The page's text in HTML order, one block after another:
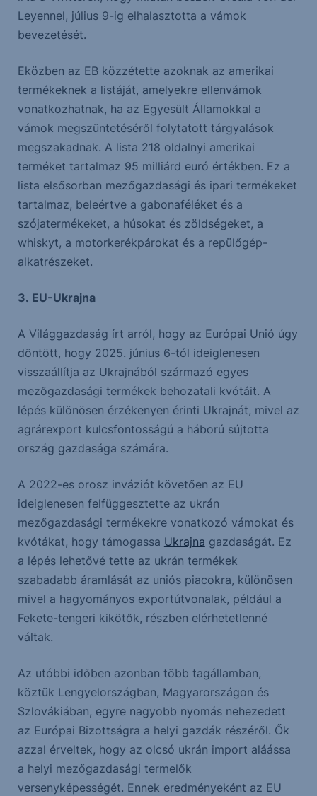
Leyennel, július 9-ig elhalasztotta a vámok
bevezetését.
Eközben az EB közzétette azoknak az amerikai
termékeknek a listáját, amelyekre ellenvámok
vonatkozhatnak, ha az Egyesült Államokkal a
vámok megszüntetéséről folytatott tárgyalások
megszakadnak. A lista 218 oldalnyi amerikai
terméket tartalmaz 95 milliárd euró értékben. Ez a
lista elsősorban mezőgazdasági és ipari termékeket
tartalmaz, beleértve a gabonaféléket és a
szójatermékeket, a húsokat és zöldségeket, a
whiskyt, a motorkerékpárokat és a repülőgép-
alkatrészeket.
3. EU-Ukrajna
A Világgazdaság írt arról, hogy az Európai Unió úgy
döntött, hogy 2025. június 6-tól ideiglenesen
visszaállítja az Ukrajnából származó egyes
mezőgazdasági termékek behozatali kvótáit. A
lépés különösen érzékenyen érinti Ukrajnát, mivel az
agrárexport kulcsfontosságú a háború sújtotta
ország gazdasága számára.
A 2022-es orosz inváziót követően az EU
ideiglenesen felfüggesztette az ukrán
mezőgazdasági termékekre vonatkozó vámokat és
kvótákat, hogy támogassa Ukrajna gazdaságát. Ez
a lépés lehetővé tette az ukrán termékek
szabadabb áramlását az uniós piacokra, különösen
mivel a hagyományos exportútvonalak, például a
Fekete-tengeri kikötők, részben elérhetetlenné
váltak.
Az utóbbi időben azonban több tagállamban,
köztük Lengyelországban, Magyarországon és
Szlovákiában, egyre nagyobb nyomás nehezedett
az Európai Bizottságra a helyi gazdák részéről. Ők
azzal érveltek, hogy az olcsó ukrán import aláássa
a helyi mezőgazdasági termelők
versenyképességét. Ennek eredményeként az EU